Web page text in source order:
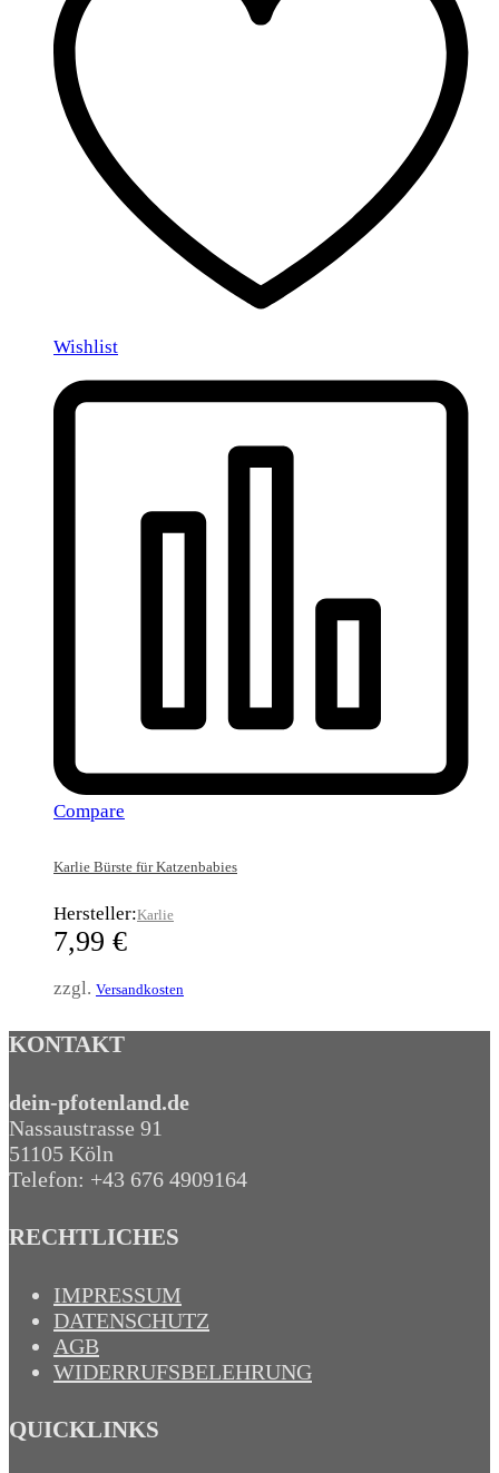
Wishlist
Compare
Karlie Bürste für Katzenbabies
Hersteller:Karlie
7,99 €
zzgl. Versandkosten
KONTAKT
dein-pfotenland.de
Nassaustrasse 91
51105 Köln
Telefon: +43 676 4909164‬
RECHTLICHES
IMPRESSUM
DATENSCHUTZ
AGB
WIDERRUFSBELEHRUNG
QUICKLINKS